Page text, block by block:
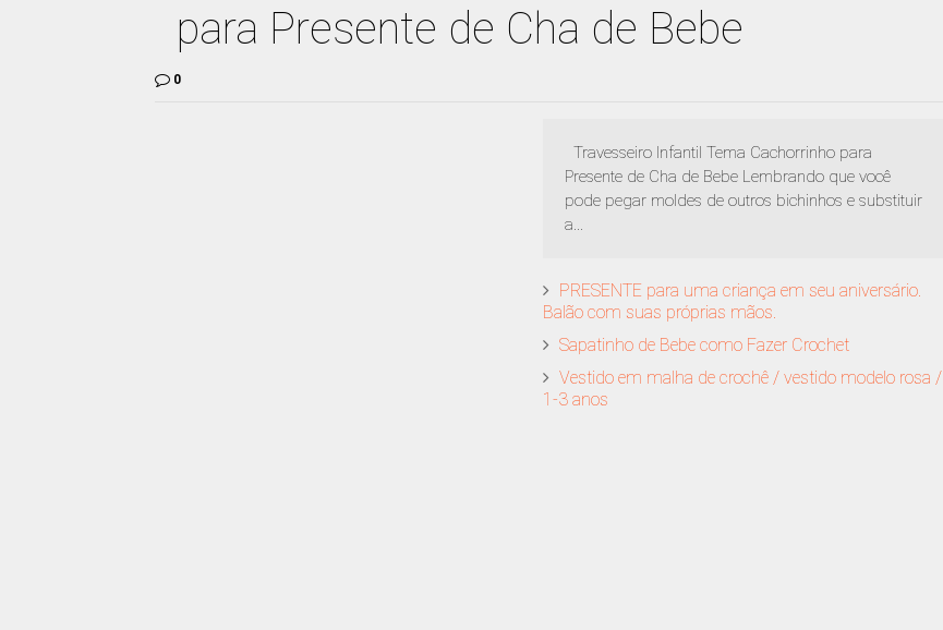
para Presente de Cha de Bebe
0
Travesseiro Infantil Tema Cachorrinho para
Presente de Cha de Bebe Lembrando que você
pode pegar moldes de outros bichinhos e substituir
a...
PRESENTE para uma criança em seu aniversário.
Balão com suas próprias mãos.
Sapatinho de Bebe como Fazer Crochet
Vestido em malha de crochê / vestido modelo rosa /
1-3 anos